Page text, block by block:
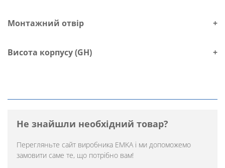
Монтажний отвір +
Висота корпусу (GH) +
Не знайшли необхідний товар?
Перегляньте сайт виробника EMKAі ми допоможемо
замовити саме те, що потрібно вам!